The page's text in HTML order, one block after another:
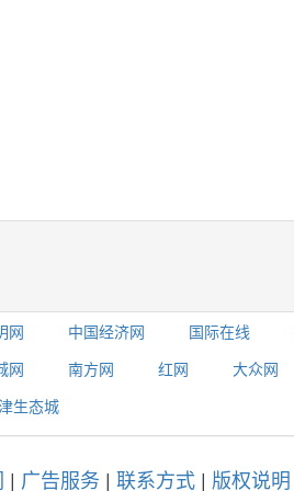
网 中国经济网 国际在线
网 南方网 红网 大众网
生态城
| 广告服务 | 联系方式| 版权说明